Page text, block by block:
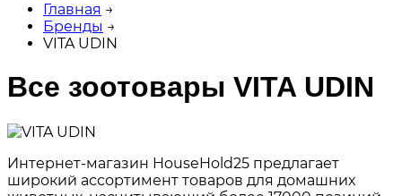
Главная →
Бренды →
VITA UDIN
Все зоотовары VITA UDIN
Интернет-магазин HouseHold25 предлагает
широкий ассортимент товаров для домашних